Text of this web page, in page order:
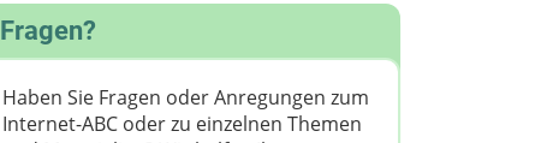
Fragen?
Haben Sie Fragen oder Anregungen zum
Internet-ABC oder zu einzelnen Themen